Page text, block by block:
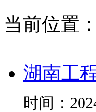
当前位置：
湖南工
时间：